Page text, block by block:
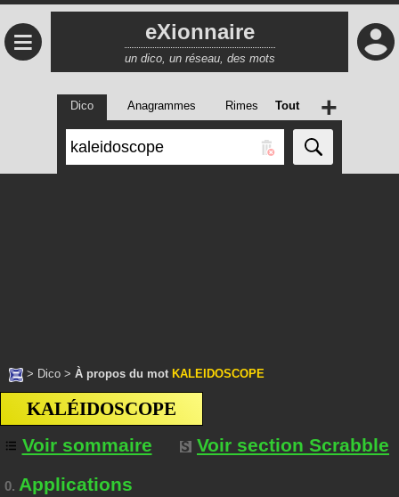
≡ eXionnaire
un dico, un réseau, des mots
Dico Anagrammes Rimes Tout +
> Dico > À propos du mot KALEIDOSCOPE
KALÉIDOSCOPE
Voir sommaire
Voir section Scrabble
0. Applications